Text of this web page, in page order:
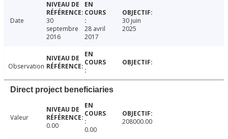
Date
30
septembre
2016
28 avril
2017
30 juin
2025
Observation
Direct project beneficiaries
Valeur
0.00
0.00
208000.00